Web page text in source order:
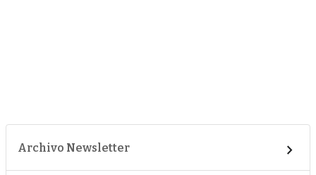
Archivo Newsletter